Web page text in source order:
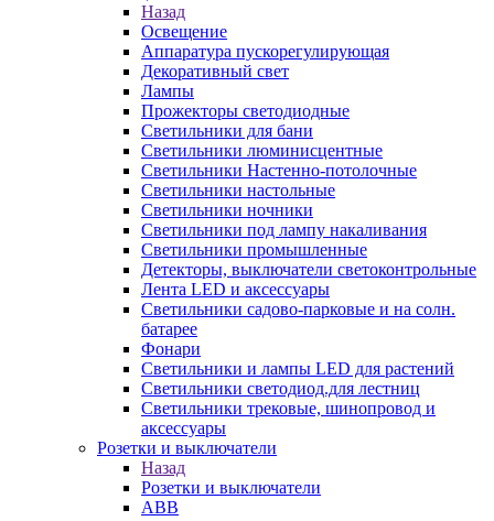
Назад
Освещение
Аппаратура пускорегулирующая
Декоративный свет
Лампы
Прожекторы светодиодные
Светильники для бани
Светильники люминисцентные
Светильники Настенно-потолочные
Светильники настольные
Светильники ночники
Светильники под лампу накаливания
Светильники промышленные
Детекторы, выключатели светоконтрольные
Лента LED и аксессуары
Светильники садово-парковые и на солн.
батарее
Фонари
Светильники и лампы LED для растений
Светильники светодиод.для лестниц
Светильники трековые, шинопровод и
аксессуары
Розетки и выключатели
Назад
Розетки и выключатели
ABB